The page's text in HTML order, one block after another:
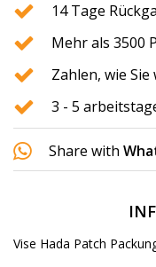
14 Tage
Mehr als 3500
Zahlen, wie Sie
3 - 5
Share with
Vise Hada Patch